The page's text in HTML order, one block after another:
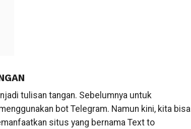
tulisan tangan. Sebelumnya untuk
bot Telegram. Namun kini, kita bisa
situs yang bernama Text to